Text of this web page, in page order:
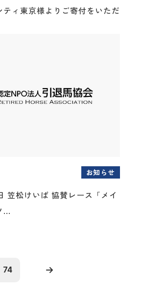
ティ東京様よりご寄付をいただ
お知らせ
笠松けいば 協賛レース「メイ
...
74